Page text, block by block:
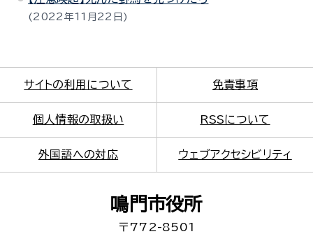
2022年11月22日
サイトの利用について 免責事項
個人情報の取扱い RSSについて
外国語への対応 ウェブアクセシビリティ
鳴門市役所
〒772-8501